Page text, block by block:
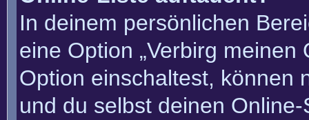
In deinem persönlichen
eine Option „Verbirg meinen
Option einschaltest, können
und du selbst deinen